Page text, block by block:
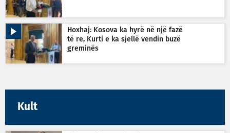
Hoxhaj: Kosova ka hyrë në një fazë
të re, Kurti e ka sjellë vendin buzë
greminës
Kult